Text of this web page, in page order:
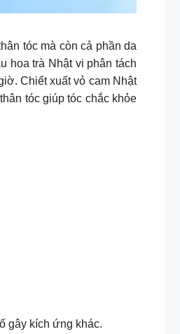
tóc mà còn cả phần da
hoa trà Nhật vi phân tách
Chiết xuất vỏ cam Nhật
tóc giúp tóc chắc khỏe
gây kích ứng khác.